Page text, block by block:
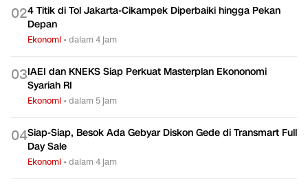
024 Titik di Tol Jakarta-Cikampek Diperbaiki hingga Pekan
Depan
Ekonomi •dalam 4 jam
03IAEI dan KNEKS Siap Perkuat Masterplan Ekononomi
Syariah RI
Ekonomi •dalam 5 jam
04Siap-Siap, Besok Ada Gebyar Diskon Gede di Transmart Full
Day Sale
Ekonomi •dalam 4 jam